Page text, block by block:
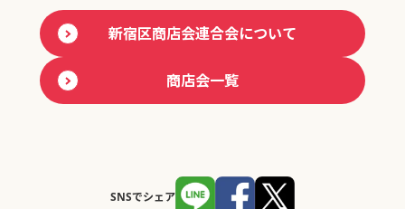
新宿区商店会連合会について
商店会一覧
SNSでシェア